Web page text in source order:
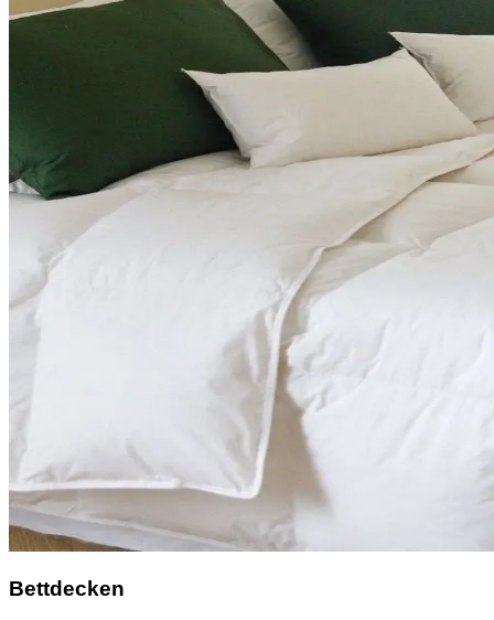
Bettdecken